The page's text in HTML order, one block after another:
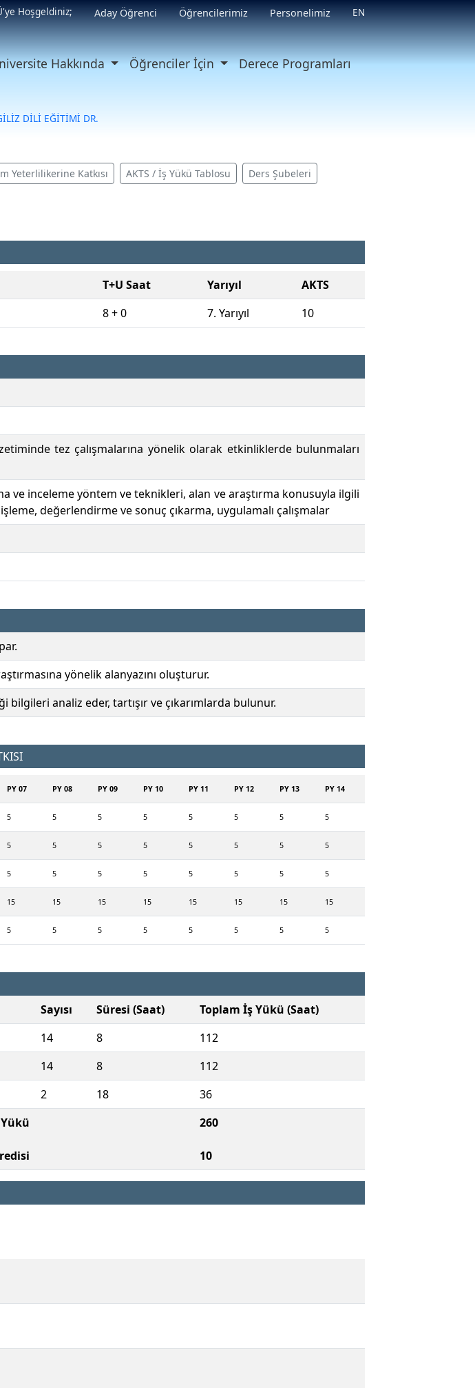
Hoşgeldiniz; Aday Öğrenci Öğrencilerimiz Personelimiz EN
Hakkında Öğrenciler İçin Derece Programları
DİLİ EĞİTİMİ DR.
Yeterlilikerine Katkısı AKTS / İş Yükü Tablosu Ders Şubeleri
T+U Saat Yarıyıl
AKTS
8 + 0 7. Yarıyıl 10
tez çalışmalarına yönelik olarak etkinliklerde bulunmaları
ve inceleme yöntem ve teknikleri, alan ve araştırma konusuyla ilgili
değerlendirme ve sonuç çıkarma, uygulamalı çalışmalar
yönelik alanyazını oluşturur.
analiz eder, tartışır ve çıkarımlarda bulunur.
PY 07 PY 08 PY 09 PY 10 PY 11 PY 12 PY 13 PY 14
5 5 5 5 5 5 5 5
5 5 5 5 5 5 5 5
5 5 5 5 5 5 5 5
15 15 15 15 15 15 15 15
5 5 5 5 5 5 5 5
Sayısı Süresi (Saat)
Toplam İş Yükü (Saat)
14 8
112
14 8
112
2 18
36
260
10